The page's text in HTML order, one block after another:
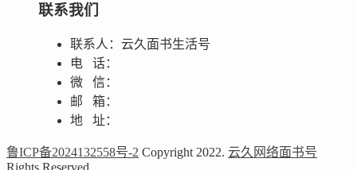
联系我们
联系人：云久面书生活号
电 话：
微 信：
邮 箱：
地 址：
鲁ICP备2024132558号-2 Copyright 2022. 云久网络面书号